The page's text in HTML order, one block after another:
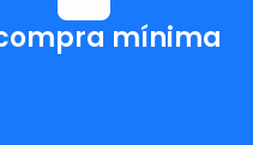
mínima